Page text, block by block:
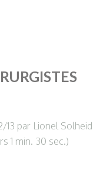
par Lionel Solheid
1 min. 30 sec.)